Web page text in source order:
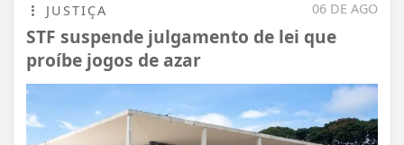
06 DE AGO
JUSTIÇA
STF suspende julgamento de lei que
proíbe jogos de azar